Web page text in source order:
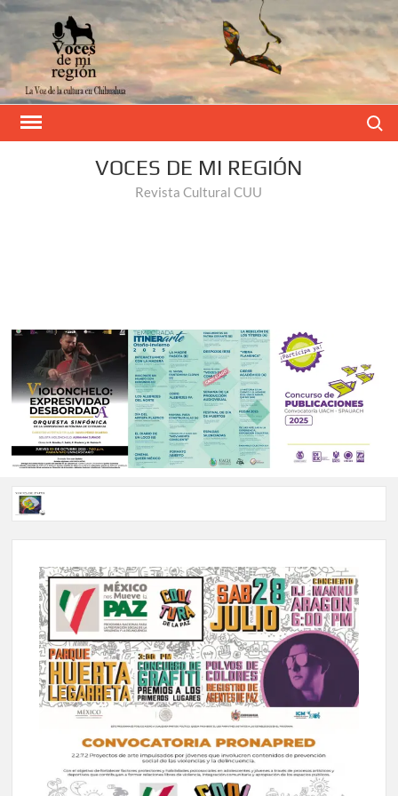
VOCES DE MI REGIÓN
Revista Cultural CUU
Voces de Papel Parral, edición especial Coyame del Sotol
Voces de papel Parral edición Carlos Montemayor #35
A 18 años de su partida, Teatro Bárbaro rinde homenaje a
Víctor Hugo Rascón Banda con Voces en el umbral
Invitan a participar en “Convocatoria UACH-SPAUACH
2026” para publicar textos académicos con sello editorial.